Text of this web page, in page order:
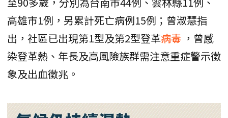
高雄市1例，另累計死亡病例15例；曾淑慧指
出，社區已出現第1型及第2型登革病毒 ，曾感
染登革熱、年長及高風險族群需注意重症警示徵
象及出血徵兆。